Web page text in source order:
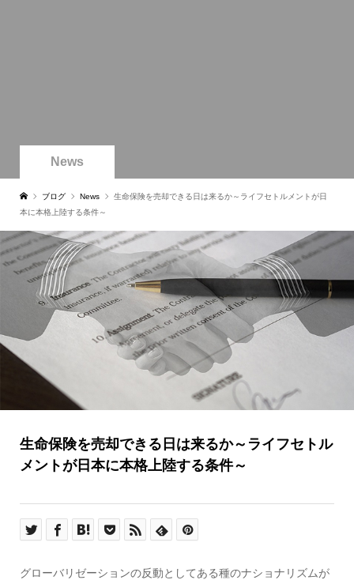
News
ブログ News
生命保険を売却できる日は来るか～ライフセトルメントが日
本に本格上陸する条件～
生命保険を売却できる日は来るか～ライフセトル
メントが日本に本格上陸する条件～
グローバリゼーションの反動としてある種のナショナリズムが